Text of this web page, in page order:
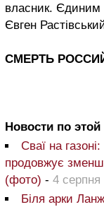
власник. Єдиним
Євген
СМЕРТЬ
Новости по этой
Сваї на
продовжує
(фото) - 4 серпня
Біля арки